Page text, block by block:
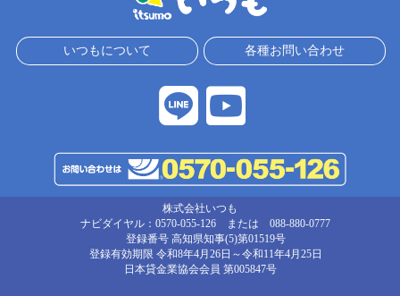
いつもについて 各種お問い合わせ
株式会社いつも
ナビダイヤル：0570-055-126 または 088-880-0777
登録番号 高知県知事(5)第01519号
登録有効期限 令和8年4月26日～令和11年4月25日
日本貸金業協会会員 第005847号